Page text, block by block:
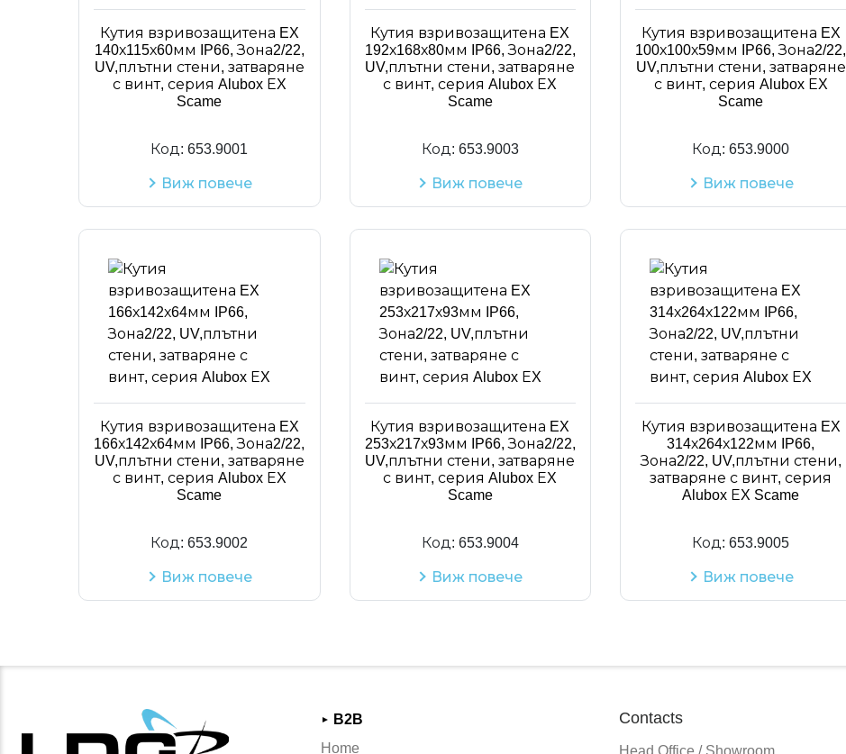
Кутия взривозащитена EX
140х115х60мм IP66, Зона2/22,
UV,плътни стени, затваряне
с винт, серия Alubox ЕX
Scame
Код:653.9001
Виж повече
Кутия взривозащитена EX
192х168х80мм IP66, Зона2/22,
UV,плътни стени, затваряне
с винт, серия Alubox ЕX
Scame
Код: 653.9003
Виж повече
Кутия взривозащитена EX
100х100х59мм IP66, Зона2/22,
UV,плътни стени, затваряне
с винт, серия Alubox ЕX
Scame
Код:653.9000
Виж повече
Кутия взривозащитена EX
166х142х64мм IP66, Зона2/22,
UV,плътни стени, затваряне
с винт, серия Alubox ЕX
Scame
Код:653.9002
Виж повече
Кутия взривозащитена EX
253х217х93мм IP66, Зона2/22,
UV,плътни стени, затваряне
с винт, серия Alubox ЕX
Scame
Код: 653.9004
Виж повече
Кутия взривозащитена EX
314х264х122мм IP66,
Зона2/22, UV,плътни стени,
затваряне с винт, серия
Alubox ЕX Scame
Код:653.9005
Виж повече
►
B2B
Home
Contacts
Head Office / Showroom